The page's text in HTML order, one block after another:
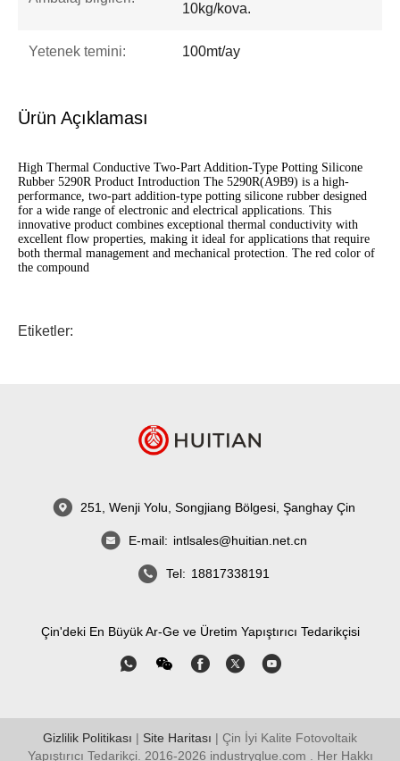
10kg/kova.
Yetenek temini: 100mt/ay
Ürün Açıklaması
High Thermal Conductive Two-Part Addition-Type Potting Silicone
Rubber 5290R Product Introduction The 5290R(A9B9) is a high-
performance, two-part addition-type potting silicone rubber designed
for a wide range of electronic and electrical applications. This
innovative product combines exceptional thermal conductivity with
excellent flow properties, making it ideal for applications that require
both thermal management and mechanical protection. The red color of
the compound
Etiketler:
251, Wenji Yolu, Songjiang Bölgesi, Şanghay Çin
E-mail: intlsales@huitian.net.cn
Tel: 18817338191
Çin'deki En Büyük Ar-Ge ve Üretim Yapıştırıcı Tedarikçisi
Gizlilik Politikası | Site Haritası | Çin İyi Kalite Fotovoltaik
Yapıştırıcı Tedarikçi. 2016-2026 industryglue.com . Her Hakkı